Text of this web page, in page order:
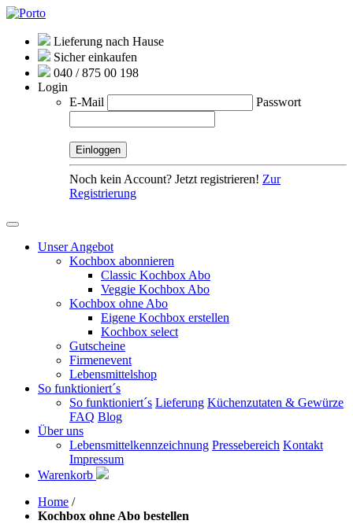
Lieferung nach Hause
Sicher einkaufen
040 / 875 00 198
Login
E-Mail
Passwort
Noch kein Account? Jetzt registrieren! Zur
Registrierung
Unser Angebot
Kochbox abonnieren
Classic Kochbox Abo
Veggie Kochbox Abo
Kochbox ohne Abo
Eigene Kochbox erstellen
Kochbox select
Gutscheine
Firmenevent
Lebensmittelshop
So funktioniert´s
So funktioniert´s Lieferung Küchenzutaten & Gewürze
FAQ Blog
Über uns
Lebensmittelkennzeichnung Pressebereich Kontakt
Impressum
Warenkorb
Home /
Kochbox ohne Abo bestellen